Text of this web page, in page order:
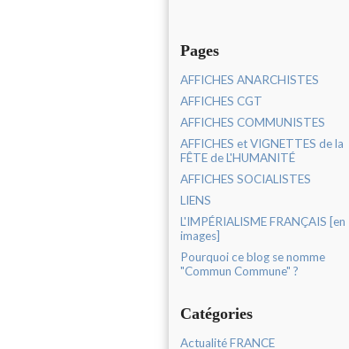
Pages
AFFICHES ANARCHISTES
AFFICHES CGT
AFFICHES COMMUNISTES
AFFICHES et VIGNETTES de la
FÊTE de L'HUMANITÉ
AFFICHES SOCIALISTES
LIENS
L'IMPÉRIALISME FRANÇAIS [en
images]
Pourquoi ce blog se nomme
"Commun Commune" ?
Catégories
Actualité FRANCE